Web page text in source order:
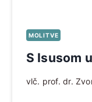
MOLITVE
S Isusom
vlč. prof. dr.